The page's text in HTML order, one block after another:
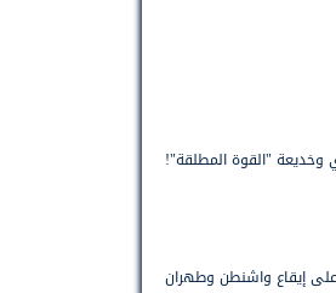
وخديعة "القوة المطلقة"!
إيقاع واشنطن وطهران